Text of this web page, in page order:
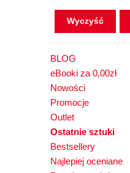
Wyczyść
BLOG
eBooki za 0,00zł
Nowości
Promocje
Outlet
Ostatnie sztuki
Bestsellery
Najlepiej oceniane